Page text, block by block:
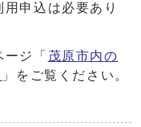
申込は必要あり
ジ「 茂原市内の
」をご覧ください。